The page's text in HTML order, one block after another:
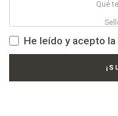
He leído y acepto la